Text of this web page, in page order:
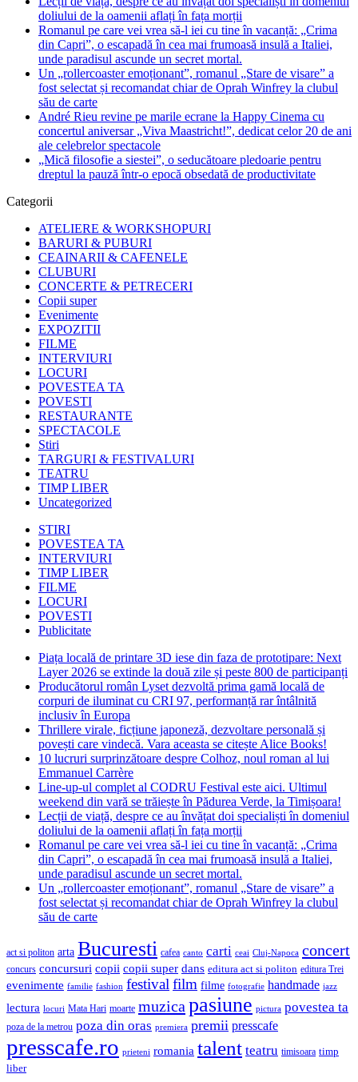
doliului de la oamenii aflați în fața morții
Romanul pe care vei vrea să-l iei cu tine în vacanță: „Crima
din Capri”, o escapadă în cea mai frumoasă insulă a Italiei,
unde paradisul ascunde un secret mortal.
Un „rollercoaster emoționant”, romanul „Stare de visare” a
fost selectat și recomandat chiar de Oprah Winfrey la clubul
său de carte
André Rieu revine pe marile ecrane la Happy Cinema cu
concertul aniversar „Viva Maastricht!”, dedicat celor 20 de ani
ale celebrelor spectacole
„Mică filosofie a siestei”, o seducătoare pledoarie pentru
dreptul la pauză într-o epocă obsedată de productivitate
Categorii
ATELIERE & WORKSHOPURI
BARURI & PUBURI
CEAINARII & CAFENELE
CLUBURI
CONCERTE & PETRECERI
Copii super
Evenimente
EXPOZITII
FILME
INTERVIURI
LOCURI
POVESTEA TA
POVESTI
RESTAURANTE
SPECTACOLE
Stiri
TARGURI & FESTIVALURI
TEATRU
TIMP LIBER
Uncategorized
STIRI
POVESTEA TA
INTERVIURI
TIMP LIBER
FILME
LOCURI
POVESTI
Publicitate
Piața locală de printare 3D iese din faza de prototipare: Next
Layer 2026 se extinde la două zile și peste 800 de participanți
Producătorul român Lyset dezvoltă prima gamă locală de
corpuri de iluminat cu CRI 97, performanță rar întâlnită
inclusiv în Europa
Thrillere virale, ficțiune japoneză, dezvoltare personală și
povești care vindecă. Vara aceasta se citește Alice Books!
10 lucruri surprinzătoare despre Colhoz, noul roman al lui
Emmanuel Carrère
Line-up-ul complet al CODRU Festival este aici. Ultimul
weekend din vară se trăiește în Pădurea Verde, la Timișoara!
Lecții de viață, despre ce au învățat doi specialiști în domeniul
doliului de la oamenii aflați în fața morții
Romanul pe care vei vrea să-l iei cu tine în vacanță: „Crima
din Capri”, o escapadă în cea mai frumoasă insulă a Italiei,
unde paradisul ascunde un secret mortal.
Un „rollercoaster emoționant”, romanul „Stare de visare” a
fost selectat și recomandat chiar de Oprah Winfrey la clubul
său de carte
act si politon arta Bucuresti cafea canto carti ceai Cluj-Napoca concert
concurs concursuri copii copii super dans editura act si politon editura Trei
evenimente familie fashion festival film filme fotografie handmade jazz
lectura locuri Mata Hari moarte muzica pasiune pictura povestea ta
poza de la metrou poza din oras premiera premii presscafe
presscafe.ro prieteni romania talent teatru timisoara timp
liber